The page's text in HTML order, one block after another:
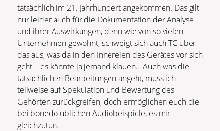
tatsächlich im 21. Jahrhundert angekommen. Das gilt
nur leider auch für die Dokumentation der Analyse
und ihrer Auswirkungen, denn wie von so vielen
Unternehmen gewohnt, schweigt sich auch TC über
das aus, was da in den Innereien des Gerätes vor sich
geht – es könnte ja jemand klauen… Auch was die
tatsächlichen Bearbeitungen angeht, muss ich
teilweise auf Spekulation und Bewertung des
Gehörten zurückgreifen, doch ermöglichen euch die
bei bonedo üblichen Audiobeispiele, es mir
gleichzutun.